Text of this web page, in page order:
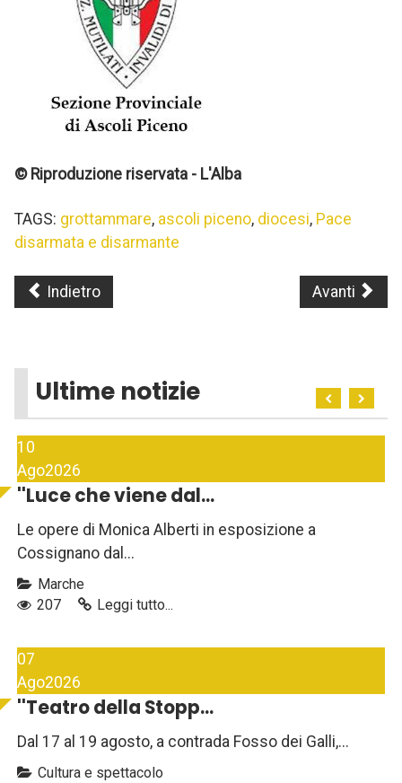
© Riproduzione riservata - L'Alba
TAGS: grottammare, ascoli piceno, diocesi, Pace
disarmata e disarmante
Indietro Avanti
Ultime notizie
10
Ago2026
''Luce che viene dal...
Le opere di Monica Alberti in esposizione a
Cossignano dal...
Marche
207
Leggi tutto...
07
Ago2026
''Teatro della Stopp...
Dal 17 al 19 agosto, a contrada Fosso dei Galli,...
Cultura e spettacolo